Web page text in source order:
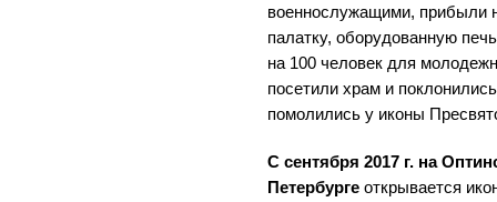
военнослужащими, прибыли
палатку, оборудованную
на 100 человек для
посетили храм и
помолились у иконы
С сентября 2017 г. на
Петербурге открывается